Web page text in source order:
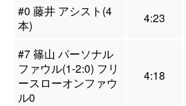
#0 藤井 アシスト(4
本)
4:23
#7 篠山 パーソナル
ファウル(1-2:0) フリ
ースローオンファウ
ル0
4:18